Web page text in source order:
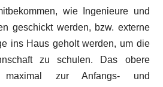
wie Ingenieure und
geschickt werden, bzw. externe
ins Haus geholt werden, um die
zu schulen. Das obere
maximal zur Anfangs- und